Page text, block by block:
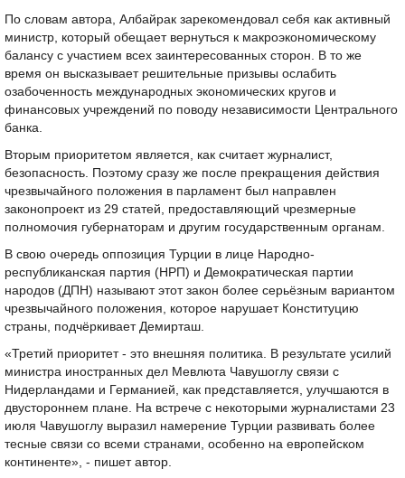
По словам автора, Албайрак зарекомендовал себя как активный
министр, который обещает вернуться к макроэкономическому
балансу с участием всех заинтересованных сторон. В то же
время он высказывает решительные призывы ослабить
озабоченность международных экономических кругов и
финансовых учреждений по поводу независимости Центрального
банка.
Вторым приоритетом является, как считает журналист,
безопасность. Поэтому сразу же после прекращения действия
чрезвычайного положения в парламент был направлен
законопроект из 29 статей, предоставляющий чрезмерные
полномочия губернаторам и другим государственным органам.
В свою очередь оппозиция Турции в лице Народно-
республиканская партия (НРП) и Демократическая партии
народов (ДПН) называют этот закон более серьёзным вариантом
чрезвычайного положения, которое нарушает Конституцию
страны, подчёркивает Демирташ.
«Третий приоритет - это внешняя политика. В результате усилий
министра иностранных дел Мевлюта Чавушоглу связи с
Нидерландами и Германией, как представляется, улучшаются в
двустороннем плане. На встрече с некоторыми журналистами 23
июля Чавушоглу выразил намерение Турции развивать более
тесные связи со всеми странами, особенно на европейском
континенте», - пишет автор.